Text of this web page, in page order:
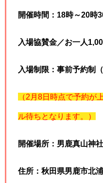
開催時間：18時～20時
入場協賛金／お一人
入場制限：事前予約制
（2月8日時点で予約が
ル待ちとなります。）
開催場所：男鹿真山神社
住所：秋田県男鹿市北